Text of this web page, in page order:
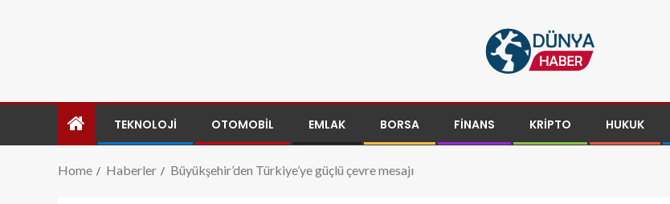
TEKNOLOJI OTOMOBIL EMLAK BORSA FINANS KRIPTO HUKUK
Home Haberler Büyükşehir’den Türkiye’ye güçlü çevre mesajı